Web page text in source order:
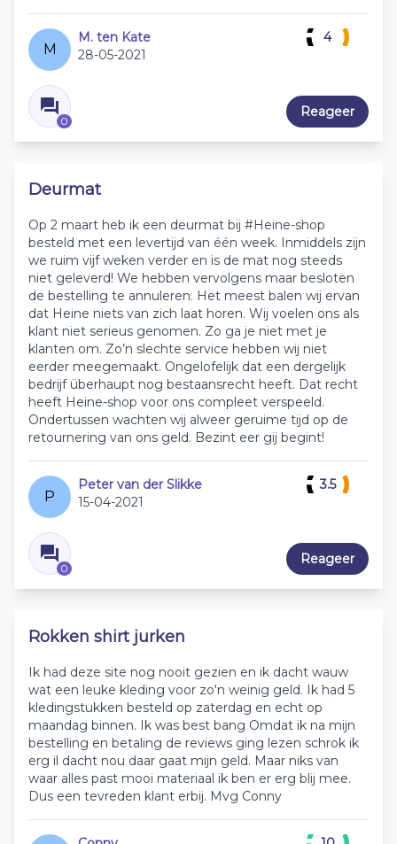
M
M. ten Kate
28-05-2021
0
4
Reageer
Deurmat
Op 2 maart heb ik een deurmat bij #Heine-shop
besteld met een levertijd van één week. Inmiddels zijn
we ruim vijf weken verder en is de mat nog steeds
niet geleverd! We hebben vervolgens maar besloten
de bestelling te annuleren. Het meest balen wij ervan
dat Heine niets van zich laat horen. Wij voelen ons als
klant niet serieus genomen. Zo ga je niet met je
klanten om. Zo’n slechte service hebben wij niet
eerder meegemaakt. Ongelofelijk dat een dergelijk
bedrijf überhaupt nog bestaansrecht heeft. Dat recht
heeft Heine-shop voor ons compleet verspeeld.
Ondertussen wachten wij alweer geruime tijd op de
retournering van ons geld. Bezint eer gij begint!
P
Peter van der Slikke
15-04-2021
0
3.5
Reageer
Rokken shirt jurken
Ik had deze site nog nooit gezien en ik dacht wauw
wat een leuke kleding voor zo'n weinig geld. Ik had 5
kledingstukken besteld op zaterdag en echt op
maandag binnen. Ik was best bang Omdat ik na mijn
bestelling en betaling de reviews ging lezen schrok ik
erg il dacht nou daar gaat mijn geld. Maar niks van
waar alles past mooi materiaal ik ben er erg blij mee.
Dus een tevreden klant erbij. Mvg Conny